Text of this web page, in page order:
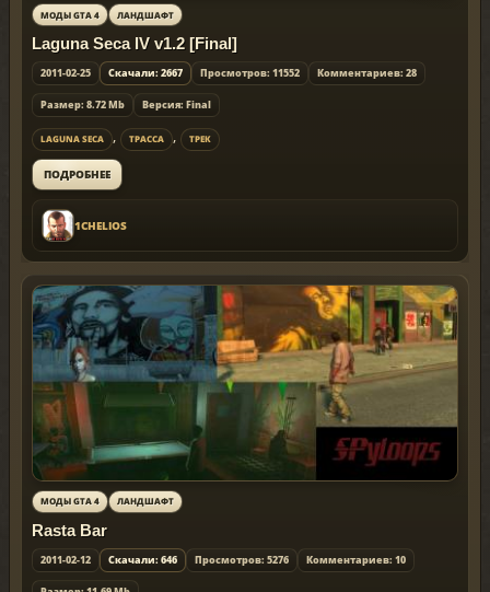
МОДЫ GTA 4 ЛАНДШАФТ
Laguna Seca IV v1.2 [Final]
2011-02-25 Скачали: 2667 Просмотров: 11552 Комментариев: 28
Размер: 8.72 Mb Версия: Final
LAGUNA SECA , ТРАССА , ТРЕК
ПОДРОБНЕЕ
1CHELIOS
МОДЫ GTA 4 ЛАНДШАФТ
Rasta Bar
2011-02-12 Скачали: 646 Просмотров: 5276 Комментариев: 10